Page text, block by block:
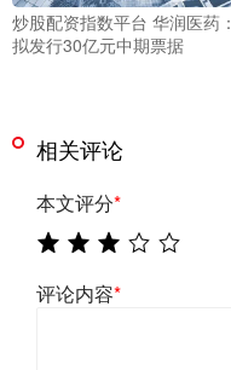
炒股配资指数平台 华润医药：
拟发行30亿元中期票据
相关评论
本文评分*
评论内容*